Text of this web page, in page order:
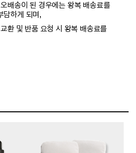
배송이 된 경우에는 왕복 배송료를
담하게 되며,
환 및 반품 요청 시 왕복 배송료를